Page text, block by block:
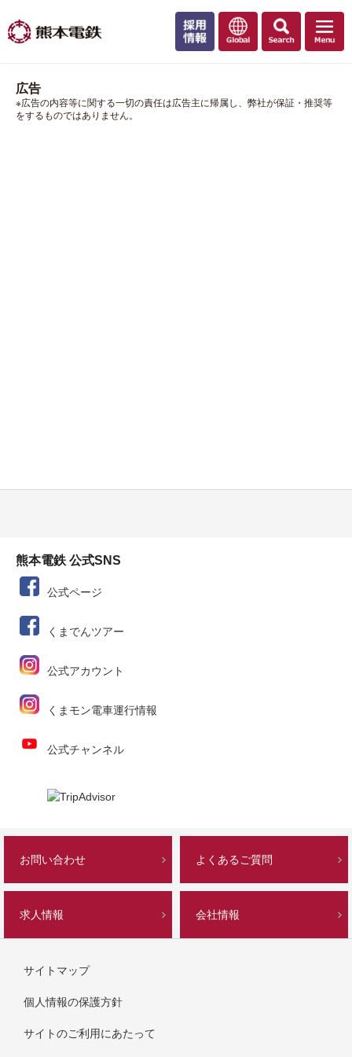
広告
※広告の内容等に関する一切の責任は広告主に帰属し、弊社が保証・推奨等
をするものではありません。
熊本電鉄 公式SNS
公式ページ
くまでんツアー
公式アカウント
くまモン電車運行情報
公式チャンネル
お問い合わせ よくあるご質問
求人情報 会社情報
サイトマップ
個人情報の保護方針
サイトのご利用にあたって